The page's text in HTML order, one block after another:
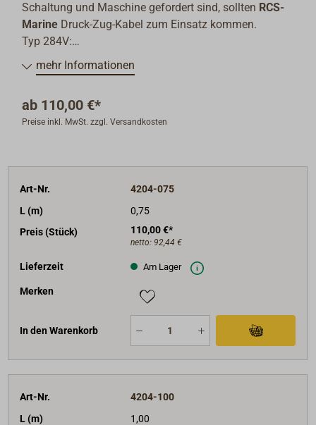
Schaltung und Maschine gefordert sind, sollten RCS-
Marine Druck-Zug-Kabel zum Einsatz kommen.
Typ 284V:
Hub 76 mm,
Biegeradius 51 mm,
Außendurchmesser = 9 mm,
max. Auslenkung 8°,
wirksame Enddichtungen.
Lieferbar in Längen von 1 m bis 20 m in 25 cm
(Lieferzeit ca. 1 Woche)
mehr Informationen
ab 110,00 €*
Preise inkl. MwSt. zzgl. Versandkosten
Art-Nr.
4204-075
L (m)
0,75
Preis (Stück)
110,00 €*
netto: 92,44 €
Lieferzeit Am Lager
Merken
In den Warenkorb
Art-Nr.
4204-100
L (m)
1,00